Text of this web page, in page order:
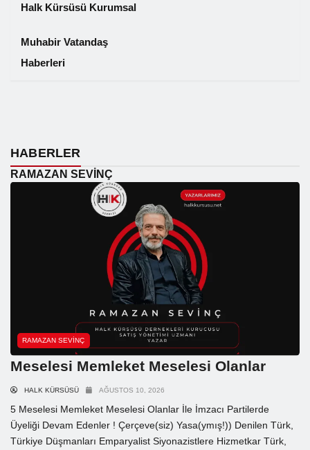
Halk Kürsüsü Kurumsal
Muhabir Vatandaş
Haberleri
HABERLER
RAMAZAN SEVINÇ
RAMAZAN SEVINÇ
Meselesi Memleket Meselesi Olanlar
HALK KÜRSÜSÜ AĞUSTOS 10, 2026
5 Meselesi Memleket Meselesi Olanlar İle İmzacı Partilerde
Üyeliği Devam Edenler ! Çerçeve(siz) Yasa(ymış!)) Denilen Türk,
Türkiye Düşmanları Emparyalist Siyonazistlere Hizmetkar Türk,